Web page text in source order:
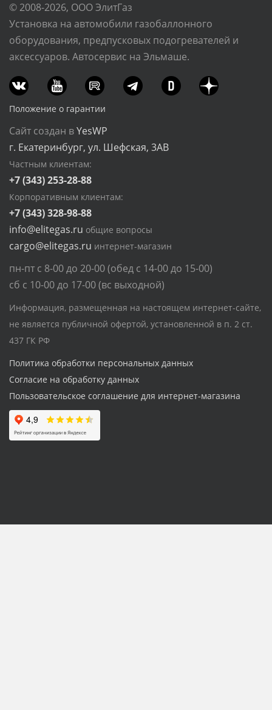
© 2008-2026, ООО ЭлитГаз
Установка на автомобили газобаллонного
оборудования, предпусковых подогревателей и
аксессуаров. Автосервис на Эльмаше.
Положение о гарантии
Сайт создан вYesWP
г. Екатеринбург, ул. Шефская, 3АВ
Частным клиентам:
+7 (343) 253-28-88
Корпоративным клиентам:
+7 (343) 328-98-88
info@elitegas.ru общие вопросы
cargo@elitegas.ru интернет-магазин
пн-пт с 8-00 до 20-00 (обед с 14-00 до 15-00)
сб с 10-00 до 17-00 (вс выходной)
Информация, размещенная на настоящем интернет-сайте,
не является публичной офертой, установленной в п. 2 ст.
437 ГК РФ
Политика обработки персональных данных
Согласие на обработку данных
Пользовательское соглашение для интернет-магазина